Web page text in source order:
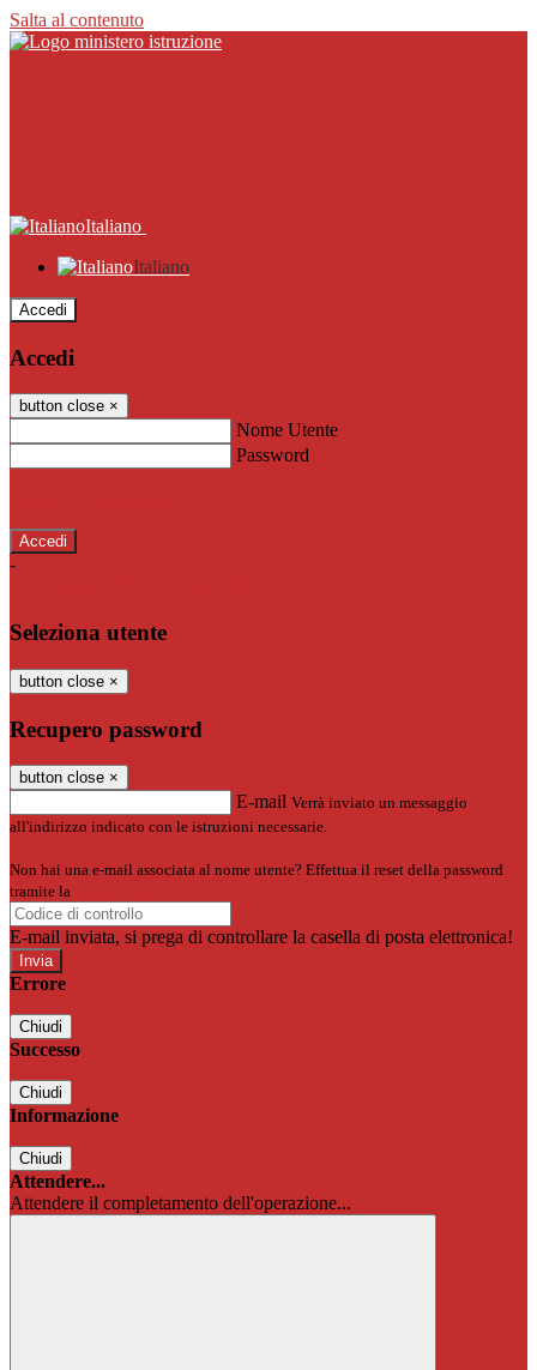
Salta al contenuto
Italiano
Italiano
Accedi
Accedi
button close ×
Nome Utente
Password
-
Seleziona utente
button close ×
Recupero password
button close ×
E-mail Verrà inviato un messaggio
all'indirizzo indicato con le istruzioni necessarie.
Non hai una e-mail associata al nome utente? Effettua il reset della password
tramite la
E-mail inviata, si prega di controllare la casella di posta elettronica!
Errore
Chiudi
Successo
Chiudi
Informazione
Chiudi
Attendere...
Attendere il completamento dell'operazione...